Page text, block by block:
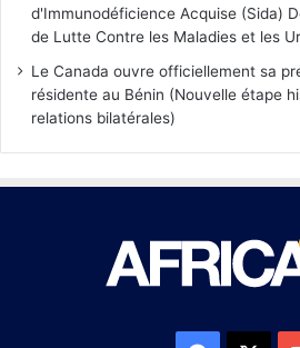
d'Immunodéficience Acquise (Sida)
de Lutte Contre les Maladies et les
Le Canada ouvre officiellement sa
résidente au Bénin (Nouvelle étape
relations bilatérales)